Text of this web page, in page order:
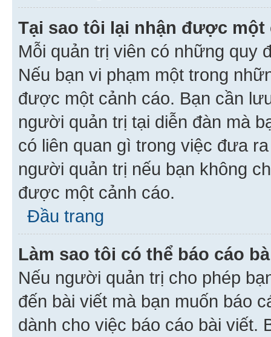
Tại sao tôi lại nhận được một
Mỗi quản trị viên có những quy
Nếu bạn vi phạm một trong
được một cảnh cáo. Bạn cần
người quản trị tại diễn đàn mà
có liên quan gì trong việc đưa
người quản trị nếu bạn không
được một cảnh cáo.
Đầu trang
Làm sao tôi có thể báo cáo
Nếu người quản trị cho phép
đến bài viết mà bạn muốn báo
dành cho việc báo cáo bài viết.